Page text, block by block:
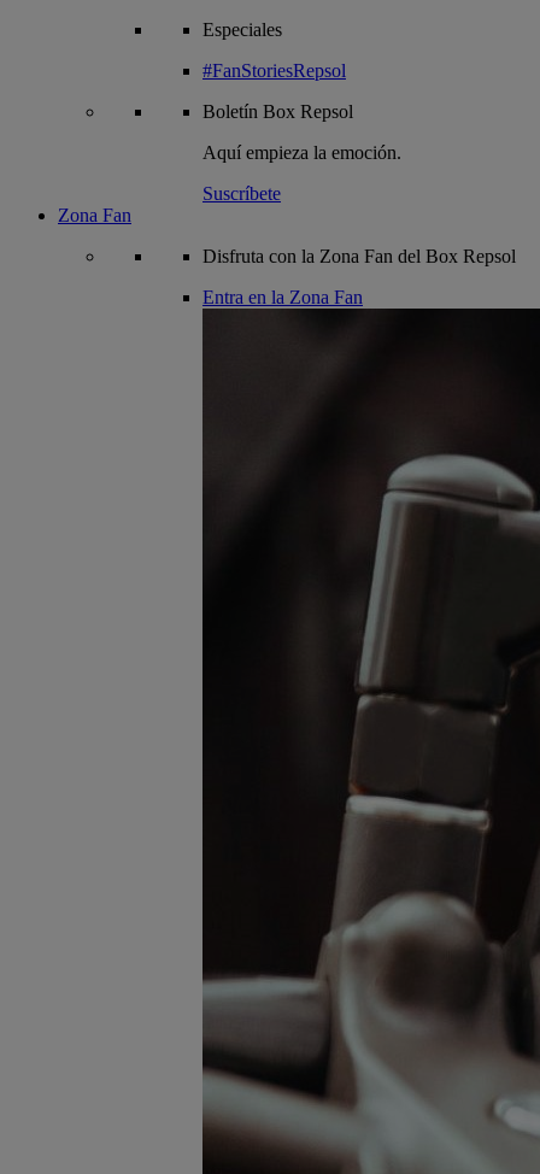
Especiales
#FanStoriesRepsol
Boletín Box Repsol
Aquí empieza la emoción.
Suscríbete
Zona Fan
Disfruta con la Zona Fan del Box Repsol
Entra en la Zona Fan